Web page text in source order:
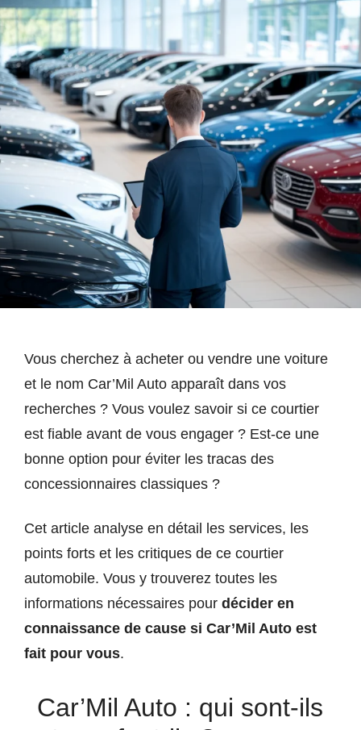
Vous cherchez à acheter ou vendre une voiture
et le nom Car’Mil Auto apparaît dans vos
recherches ? Vous voulez savoir si ce courtier
est fiable avant de vous engager ? Est-ce une
bonne option pour éviter les tracas des
concessionnaires classiques ?
Cet article analyse en détail les services, les
points forts et les critiques de ce courtier
automobile. Vous y trouverez toutes les
informations nécessaires pour décider en
connaissance de cause si Car’Mil Auto est
fait pour vous.
Car’Mil Auto : qui sont-ils